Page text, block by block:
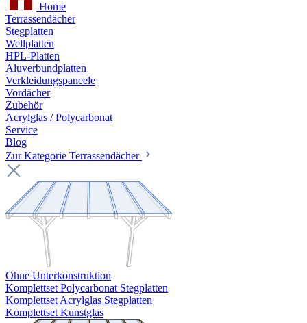
Home
Terrassendächer
Stegplatten
Wellplatten
HPL-Platten
Aluverbundplatten
Verkleidungspaneele
Vordächer
Zubehör
Acrylglas / Polycarbonat
Service
Blog
Zur Kategorie Terrassendächer
Ohne Unterkonstruktion
Komplettset Polycarbonat Stegplatten
Komplettset Acrylglas Stegplatten
Komplettset Kunstglas